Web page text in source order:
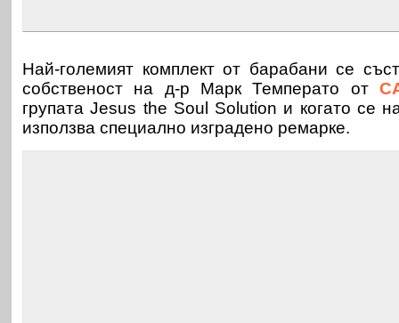
Най-големият комплект от барабани се
собственост на д-р Марк Температо от
групата Jesus the Soul Solution и когато се
използва специално изградено ремарке.